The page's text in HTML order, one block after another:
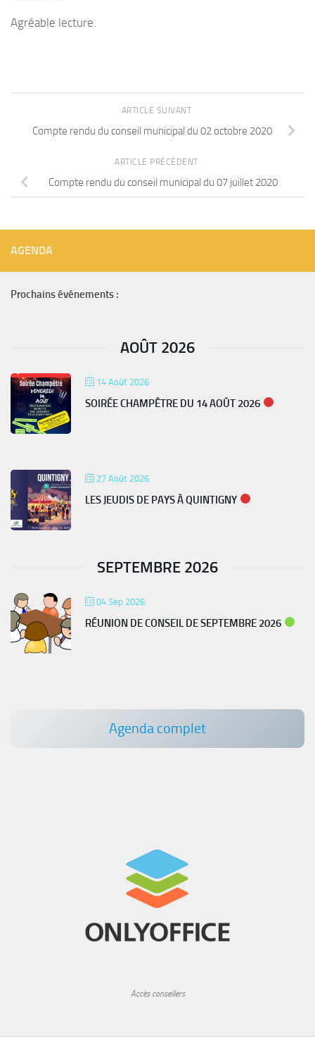
Agréable lecture.
ARTICLE SUIVANT
Compte rendu du conseil municipal du 02 octobre 2020
ARTICLE PRÉCÉDENT
Compte rendu du conseil municipal du 07 juillet 2020
AGENDA
Prochains événements :
AOÛT 2026
14 Août 2026
SOIRÉE CHAMPÊTRE DU 14 AOÛT 2026
27 Août 2026
LES JEUDIS DE PAYS À QUINTIGNY
SEPTEMBRE 2026
04 Sep 2026
RÉUNION DE CONSEIL DE SEPTEMBRE 2026
Agenda complet
Accès conseillers